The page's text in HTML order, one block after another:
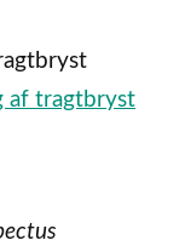
af tragtbryst